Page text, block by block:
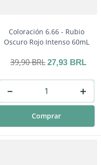
Coloración 6.66 - Rubio
Oscuro Rojo Intenso 60mL
39,90BRL 27,93 BRL
＋
－
Comprar